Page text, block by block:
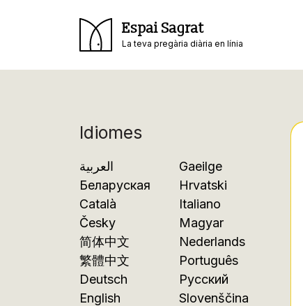
Espai Sagrat
La teva pregària diària en línia
Idiomes
العربية
Беларуская
Català
Česky
简体中文
繁體中文
Deutsch
English
Gaeilge
Hrvatski
Italiano
Magyar
Nederlands
Português
Русский
Slovenščina